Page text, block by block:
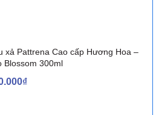
statin, cần phải loại trừ các nguyên
dụ đái tháo đường kém kiểm soát,
hư, rối loạn protein máu, bệnh
thuốc khác, nghiện rượu) và cần
xả Pattrena Cao cấp Hương Hoa –
Blossom 300ml